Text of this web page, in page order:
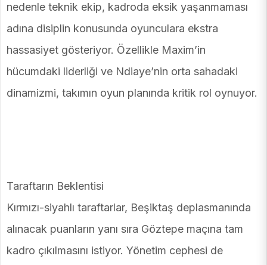
nedenle teknik ekip, kadroda eksik yaşanmaması
adına disiplin konusunda oyunculara ekstra
hassasiyet gösteriyor. Özellikle Maxim’in
hücumdaki liderliği ve Ndiaye’nin orta sahadaki
dinamizmi, takımın oyun planında kritik rol oynuyor.
Taraftarın Beklentisi
Kırmızı-siyahlı taraftarlar, Beşiktaş deplasmanında
alınacak puanların yanı sıra Göztepe maçına tam
kadro çıkılmasını istiyor. Yönetim cephesi de